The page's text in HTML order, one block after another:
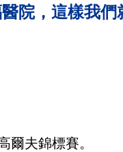
院，這樣我